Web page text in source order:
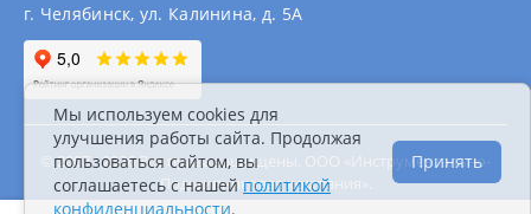
г. Челябинск, ул. Калинина, д. 5А
© 2007 - 2026 Все права защищены. ООО «Инструментально-
Подшипниковая компания».
Информация на сайте не является публичной
Мы используем cookies для
улучшения работы сайта. Продолжая
пользоваться сайтом, вы
соглашаетесь с нашей политикой
конфиденциальности.
Принять